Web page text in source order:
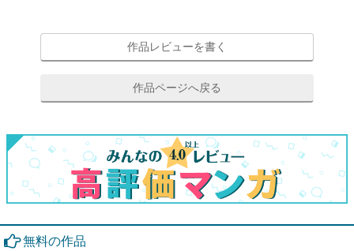
作品レビューを書く
作品ページへ戻る
無料の作品